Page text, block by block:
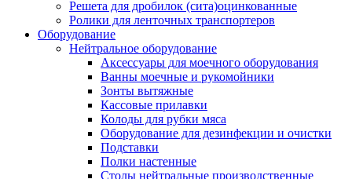
Решета для дробилок (сита)оцинкованные
Ролики для ленточных транспортеров
Оборудование
Нейтральное оборудование
Аксессуары для моечного оборудования
Ванны моечные и рукомойники
Зонты вытяжные
Кассовые прилавки
Колоды для рубки мяса
Оборудование для дезинфекции и очистки
Подставки
Полки настенные
Столы нейтральные производственные